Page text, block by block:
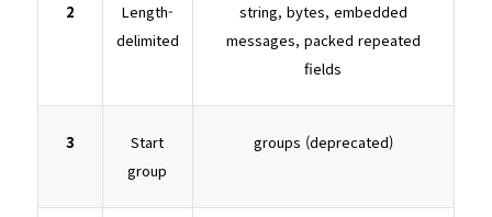
2
Length-
delimited
string, bytes, embedded
messages, packed repeated
fields
3
Start
group
groups (deprecated)